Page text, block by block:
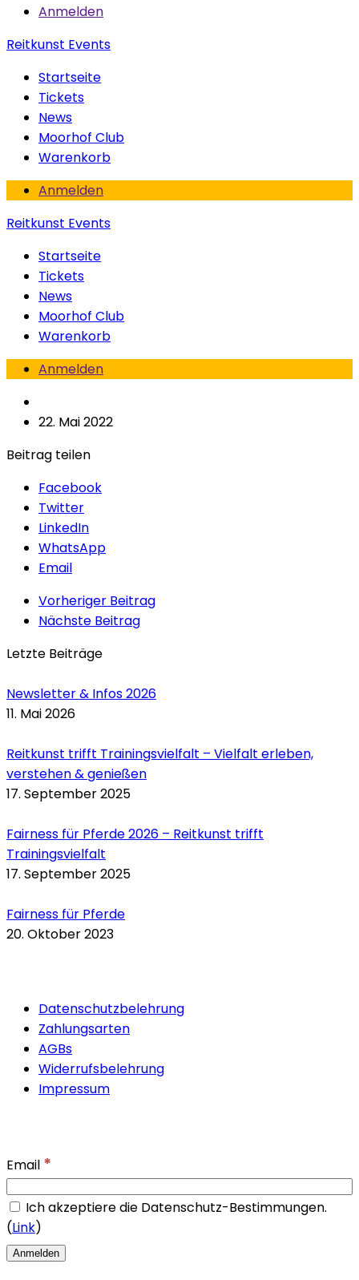
Anmelden
Reitkunst Events
Startseite
Tickets
News
Moorhof Club
Warenkorb
Anmelden
Reitkunst Events
Startseite
Tickets
News
Moorhof Club
Warenkorb
Anmelden
22. Mai 2022
Beitrag teilen
Facebook
Twitter
LinkedIn
WhatsApp
Email
Vorheriger Beitrag
Nächste Beitrag
Letzte Beiträge
Newsletter & Infos 2026
11. Mai 2026
Reitkunst trifft Trainingsvielfalt – Vielfalt erleben,
verstehen & genießen
17. September 2025
Fairness für Pferde 2026 – Reitkunst trifft
Trainingsvielfalt
17. September 2025
Fairness für Pferde
20. Oktober 2023
Datenschutzbelehrung
Zahlungsarten
AGBs
Widerrufsbelehrung
Impressum
Email *
Ich akzeptiere die Datenschutz-Bestimmungen.
(Link)